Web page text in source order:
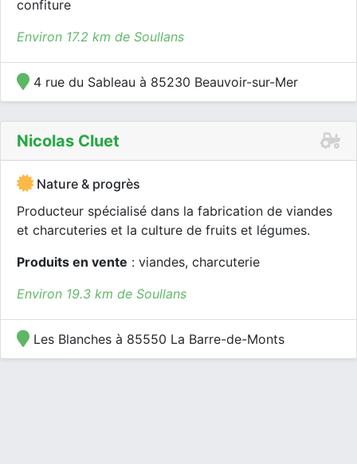
confiture
Environ 17.2 km de Soullans
4 rue du Sableau à 85230 Beauvoir-sur-Mer
Nicolas Cluet
Nature & progrès
Producteur spécialisé dans la fabrication de viandes
et charcuteries et la culture de fruits et légumes.
Produits en vente : viandes, charcuterie
Environ 19.3 km de Soullans
Les Blanches à 85550 La Barre-de-Monts